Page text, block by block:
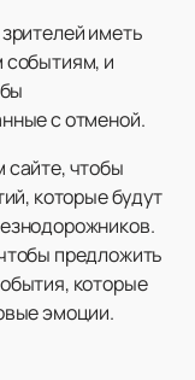
иметь
событиям, и
с отменой.
чтобы
которые будут
предложить
которые
эмоции.